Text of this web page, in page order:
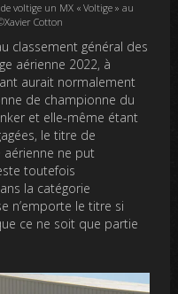
voltige un MX « Voltige » au
Cotton
classement général des
aérienne 2022, à
aurait normalement
de championne du
et elle-même étant
le titre de
ne put
toutefois
la catégorie
n’emporte le titre si
ce ne soit que partie